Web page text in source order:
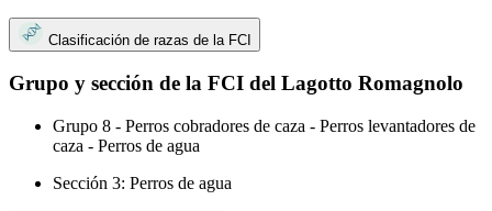
Clasificación de razas de la FCI
Grupo y sección de la FCI del Lagotto Romagnolo
Grupo 8 - Perros cobradores de caza - Perros levantadores de
caza - Perros de agua
Sección 3: Perros de agua